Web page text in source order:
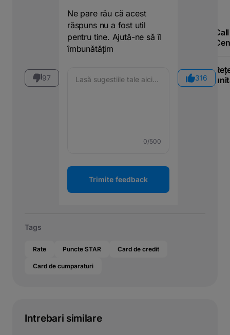
Call
97
Ne pare rău că acest
răspuns nu a fost util
pentru tine. Ajută-ne să îl
îmbunătățim
0/500
Trimite feedback
316
Tags
Rate Puncte STAR Card de credit
Card de cumparaturi
Intrebari similare